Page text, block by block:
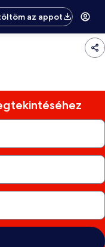
az appot